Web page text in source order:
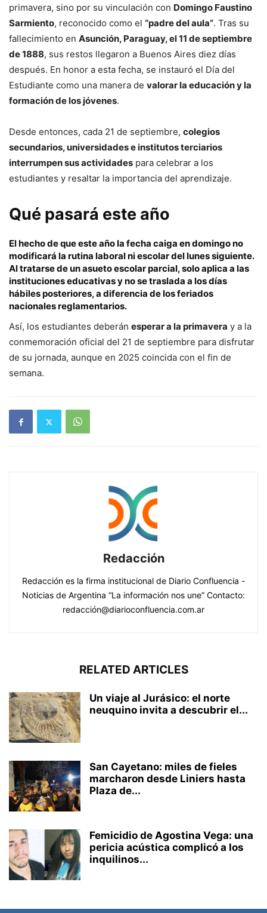
primavera, sino por su vinculación con Domingo Faustino
Sarmiento, reconocido como el “padre del aula”. Tras su
fallecimiento en Asunción, Paraguay, el 11 de septiembre
de 1888, sus restos llegaron a Buenos Aires diez días
después. En honor a esta fecha, se instauró el Día del
Estudiante como una manera de valorar la educación y la
formación de los jóvenes.
Desde entonces, cada 21 de septiembre, colegios
secundarios, universidades e institutos terciarios
interrumpen sus actividades para celebrar a los
estudiantes y resaltar la importancia del aprendizaje.
Qué pasará este año
El hecho de que este año la fecha caiga en domingo no
modificará la rutina laboral ni escolar del lunes siguiente.
Al tratarse de unasueto escolar parcial, solo aplica a las
instituciones educativas yno se traslada a los días
hábiles posteriores, a diferencia de los feriados
nacionales reglamentarios.
Así, los estudiantes deberán esperar a la primavera y a la
conmemoración oficial del 21 de septiembre para disfrutar
de su jornada, aunque en 2025 coincida con el fin de
semana.
Redacción
Redacción es la firma institucional de Diario Confluencia -
Noticias de Argentina “La información nos une” Contacto:
redacción@diarioconfluencia.com.ar
RELATED ARTICLES
Un viaje al Jurásico: el norte
neuquino invita a descubrir el...
San Cayetano: miles de fieles
marcharon desde Liniers hasta
Plaza de...
Femicidio de Agostina Vega: una
pericia acústica complicó a los
inquilinos...